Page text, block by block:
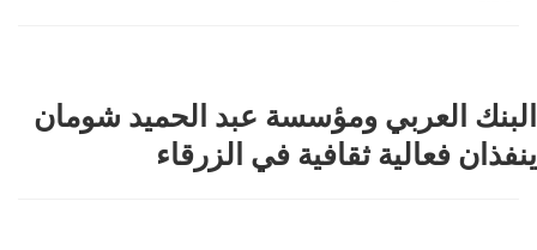
البنك العربي ومؤسسة عبد الحميد شومان
ينفذان فعالية ثقافية في الزرقاء